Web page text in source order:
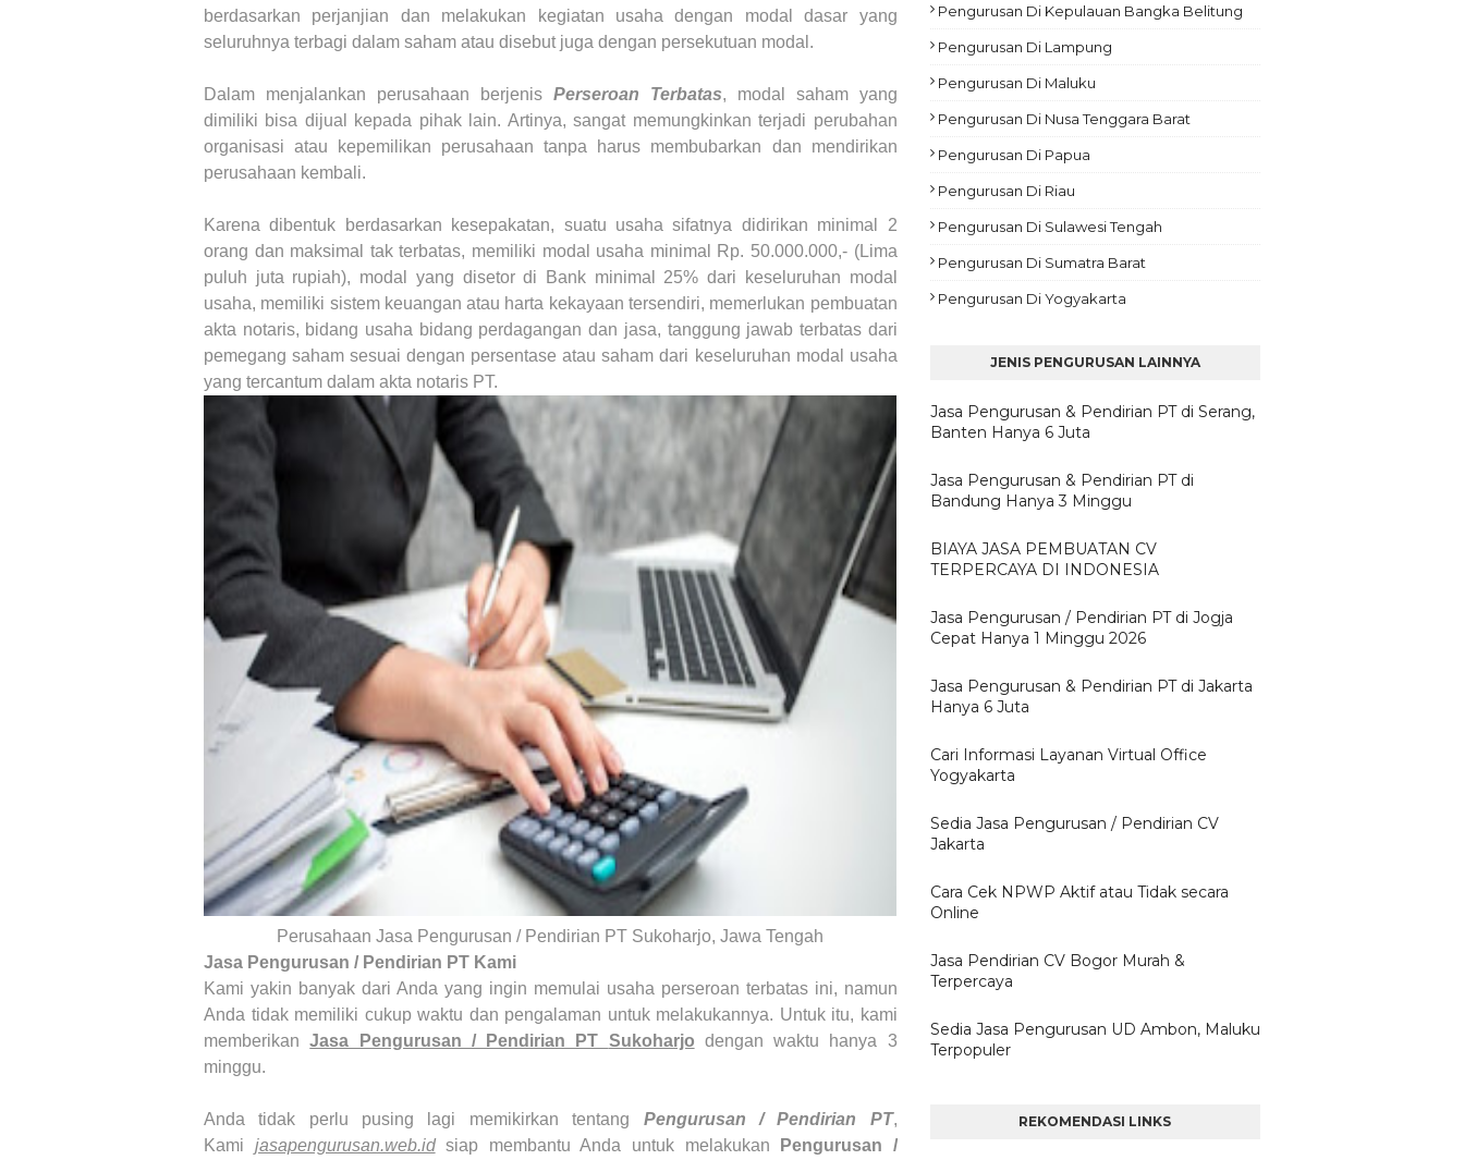
berdasarkan perjanjian dan melakukan kegiatan usaha dengan modal dasar yang
seluruhnya terbagi dalam saham atau disebut juga dengan persekutuan modal.
Dalam menjalankan perusahaan berjenis Perseroan Terbatas, modal saham yang
dimiliki bisa dijual kepada pihak lain. Artinya, sangat memungkinkan terjadi perubahan
organisasi atau kepemilikan perusahaan tanpa harus membubarkan dan mendirikan
perusahaan kembali.
Karena dibentuk berdasarkan kesepakatan, suatu usaha sifatnya didirikan minimal 2
orang dan maksimal tak terbatas, memiliki modal usaha minimal Rp. 50.000.000,- (Lima
puluh juta rupiah), modal yang disetor di Bank minimal 25% dari keseluruhan modal
usaha, memiliki sistem keuangan atau harta kekayaan tersendiri, memerlukan pembuatan
akta notaris, bidang usaha bidang perdagangan dan jasa, tanggung jawab terbatas dari
pemegang saham sesuai dengan persentase atau saham dari keseluruhan modal usaha
yang tercantum dalam akta notaris PT.
Perusahaan Jasa Pengurusan / Pendirian PT Sukoharjo, Jawa Tengah
Jasa Pengurusan / Pendirian PT Kami
Kami yakin banyak dari Anda yang ingin memulai usaha perseroan terbatas ini, namun
Anda tidak memiliki cukup waktu dan pengalaman untuk melakukannya. Untuk itu, kami
memberikanJasa Pengurusan / Pendirian PT Sukoharjo dengan waktu hanya 3
minggu.
Anda tidak perlu pusing lagi memikirkan tentang Pengurusan / Pendirian PT,
Kami jasapengurusan.web.idsiap membantu Anda untuk melakukan
Pengurusan /
Pengurusan Di Kepulauan Bangka Belitung
Pengurusan Di Lampung
Pengurusan Di Maluku
Pengurusan Di Nusa Tenggara Barat
Pengurusan Di Papua
Pengurusan Di Riau
Pengurusan Di Sulawesi Tengah
Pengurusan Di Sumatra Barat
Pengurusan Di Yogyakarta
JENIS PENGURUSAN LAINNYA
Jasa Pengurusan & Pendirian PT di Serang,
Banten Hanya 6 Juta
Jasa Pengurusan & Pendirian PT di
Bandung Hanya 3 Minggu
BIAYA JASA PEMBUATAN CV
TERPERCAYA DI INDONESIA
Jasa Pengurusan / Pendirian PT di Jogja
Cepat Hanya 1 Minggu 2026
Jasa Pengurusan & Pendirian PT di Jakarta
Hanya 6 Juta
Cari Informasi Layanan Virtual Office
Yogyakarta
Sedia Jasa Pengurusan / Pendirian CV
Jakarta
Cara Cek NPWP Aktif atau Tidak secara
Online
Jasa Pendirian CV Bogor Murah &
Terpercaya
Sedia Jasa Pengurusan UD Ambon, Maluku
Terpopuler
REKOMENDASI LINKS